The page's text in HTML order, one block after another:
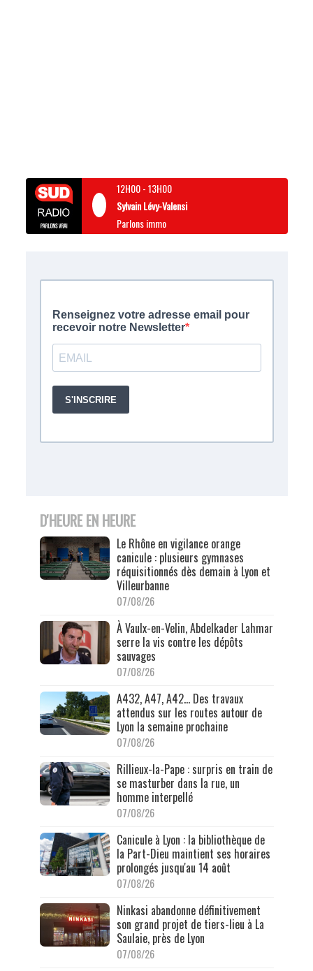
12H00-13H00
Sylvain Lévy-Valensi
Parlons immo
D'HEURE EN HEURE
Le Rhône en vigilance orange
canicule : plusieurs gymnases
réquisitionnés dès demain à Lyon et
Villeurbanne
07/08/26
À Vaulx-en-Velin, Abdelkader Lahmar
serre la vis contre les dépôts
sauvages
07/08/26
A432, A47, A42… Des travaux
attendus sur les routes autour de
Lyon la semaine prochaine
07/08/26
Rillieux-la-Pape : surpris en train de
se masturber dans la rue, un
homme interpellé
07/08/26
Canicule à Lyon : la bibliothèque de
la Part-Dieu maintient ses horaires
prolongés jusqu'au 14 août
07/08/26
Ninkasi abandonne définitivement
son grand projet de tiers-lieu à La
Saulaie, près de Lyon
07/08/26